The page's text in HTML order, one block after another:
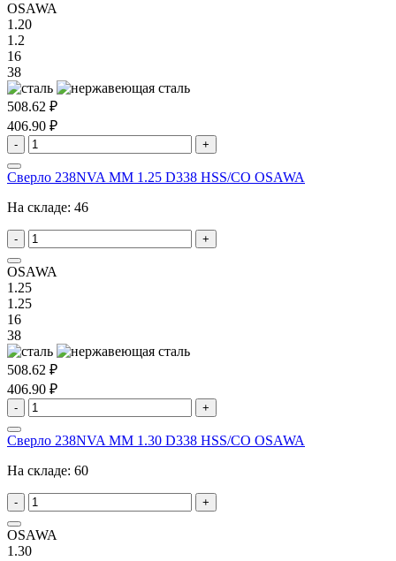
OSAWA
1.20
1.2
16
38
508.62 ₽
406.90 ₽
- +
Сверло 238NVA MM 1.25 D338 HSS/CO OSAWA
На складе: 46
- +
OSAWA
1.25
1.25
16
38
508.62 ₽
406.90 ₽
- +
Сверло 238NVA MM 1.30 D338 HSS/CO OSAWA
На складе: 60
- +
OSAWA
1.30